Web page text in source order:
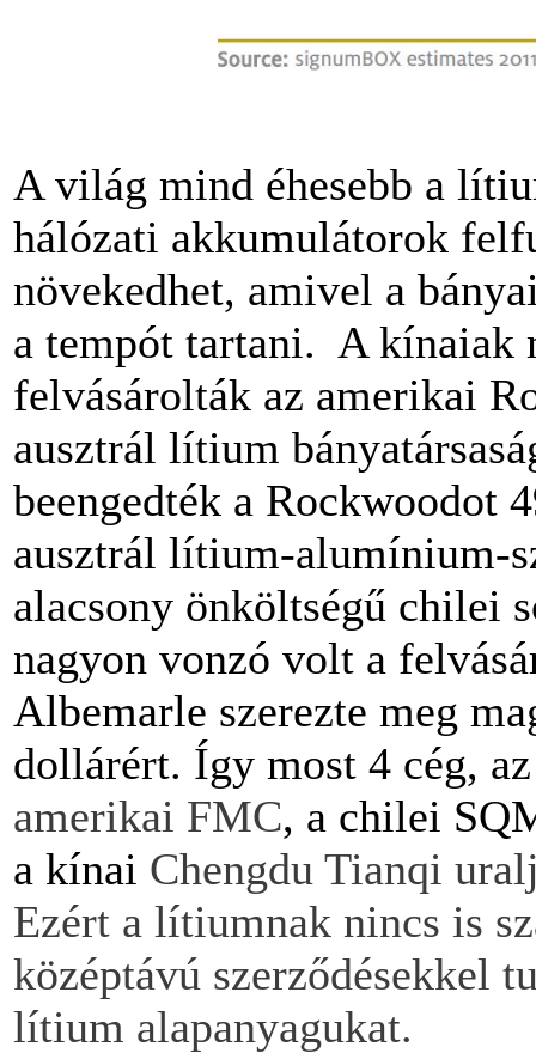
A világ mind éhesebb a
hálózati akkumulátorok
növekedhet, amivel a
a tempót tartani. A kínaiak
felvásárolták az amerikai
ausztrál lítium
beengedték a Rockwoodot
ausztrál lítium-alumínium-
alacsony önköltségű chilei
nagyon vonzó volt a
Albemarle szerezte meg
dollárért. Így most 4 cég,
amerikai FMC, a chilei
a kínai Chengdu Tianqi
Ezért a lítiumnak nincs is
középtávú szerződésekkel
lítium alapanyagukat.